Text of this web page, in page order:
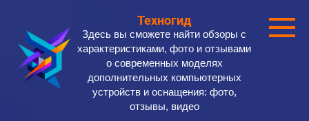
контенту
Техногид
Здесь вы сможете найти обзоры с
характеристиками, фото и отзывами
о современных моделях
дополнительных компьютерных
устройств и оснащения: фото,
отзывы, видео